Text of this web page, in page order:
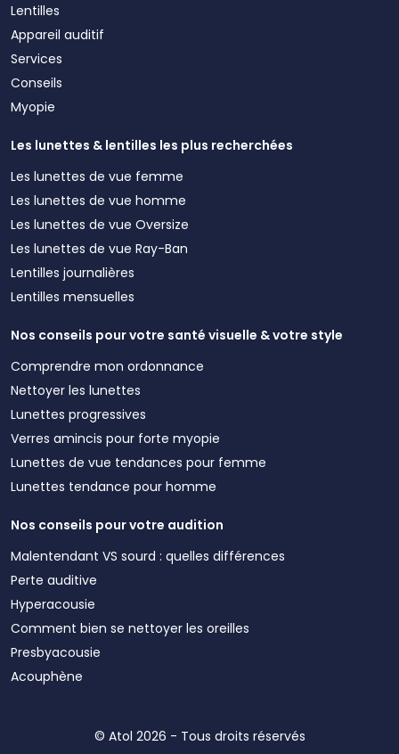
Lentilles
Appareil auditif
Services
Conseils
Myopie
Les lunettes & lentilles les plus recherchées
Les lunettes de vue femme
Les lunettes de vue homme
Les lunettes de vue Oversize
Les lunettes de vue Ray-Ban
Lentilles journalières
Lentilles mensuelles
Nos conseils pour votre santé visuelle & votre style
Comprendre mon ordonnance
Nettoyer les lunettes
Lunettes progressives
Verres amincis pour forte myopie
Lunettes de vue tendances pour femme
Lunettes tendance pour homme
Nos conseils pour votre audition
Malentendant VS sourd : quelles différences
Perte auditive
Hyperacousie
Comment bien se nettoyer les oreilles
Presbyacousie
Acouphène
© Atol 2026 - Tous droits réservés